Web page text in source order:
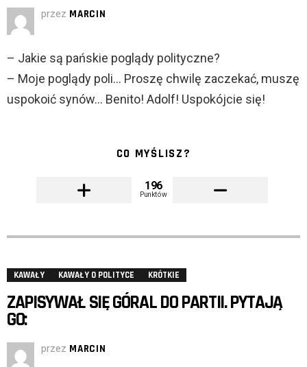
przez MARCIN
– Jakie są pańskie poglądy polityczne?
– Moje poglądy poli… Proszę chwilę zaczekać, muszę
uspokoić synów… Benito! Adolf! Uspokójcie się!
CO MYŚLISZ?
196
Punktów
KAWAŁY KAWAŁY O POLITYCE KRÓTKIE
ZAPISYWAŁ SIĘ GÓRAL DO PARTII. PYTAJĄ
GO:
przez MARCIN